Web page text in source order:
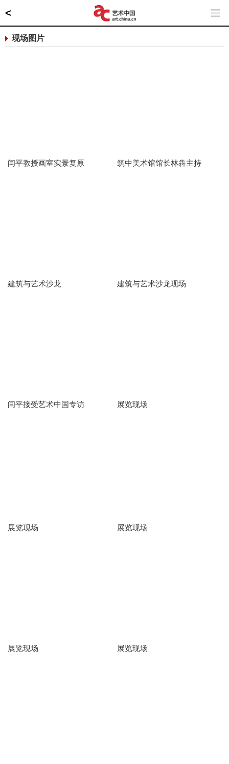
<
现场图片
闫平教授画室实景复原 筑中美术馆馆长林犇主持
建筑与艺术沙龙 建筑与艺术沙龙现场
闫平接受艺术中国专访 展览现场
展览现场 展览现场
展览现场 展览现场